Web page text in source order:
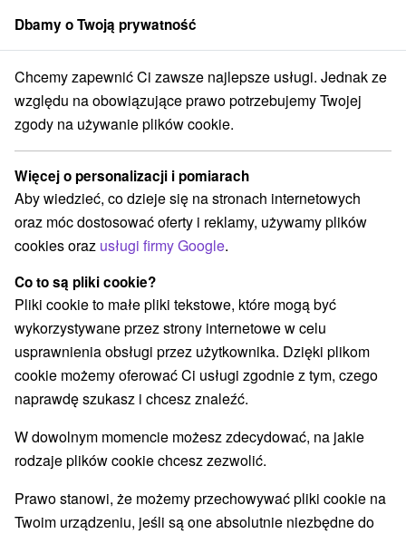
członek grupySorger
Penzióny Východné Slovensko Prešovský kraj Mengusovce
Penzióny Mengusovce
Kategorie
Wszystkie kategorie
Hotele na Slovacji(1)
Apartmány(2) Chaty na prenájom
Penzióny (3) Priváty(3)
Wybierz lokalizację lub datę
WSZYSTKO NAJTAŃSZE NAJDROŻSZE NA
Dbamy o Twoją prywatność
Chcemy zapewnić Ci zawsze najlepsze usługi. Jednak ze
względu na obowiązujące prawo potrzebujemy Twojej
zgody na używanie plików cookie.
Więcej o personalizacji i pomiarach
Aby wiedzieć, co dzieje się na stronach internetowych
oraz móc dostosować oferty i reklamy, używamy plików
cookies oraz usługi firmy Google.
Co to są pliki cookie?
Pliki cookie to małe pliki tekstowe, które mogą być
wykorzystywane przez strony internetowe w celu
usprawnienia obsługi przez użytkownika. Dzięki plikom
cookie możemy oferować Ci usługi zgodnie z tym, czego
naprawdę szukasz i chcesz znaleźć.
W dowolnym momencie możesz zdecydować, na jakie
rodzaje plików cookie chcesz zezwolić.
Prawo stanowi, że możemy przechowywać pliki cookie na
Twoim urządzeniu, jeśli są one absolutnie niezbędne do